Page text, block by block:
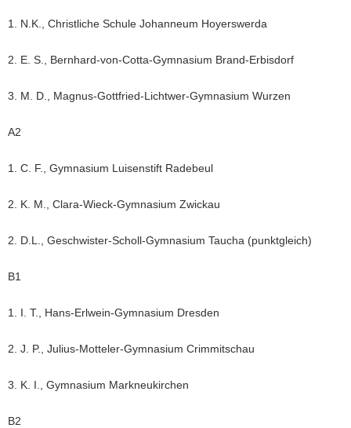
1. N.K., Christliche Schule Johanneum Hoyerswerda
2. E. S., Bernhard-von-Cotta-Gymnasium Brand-Erbisdorf
3. M. D., Magnus-Gottfried-Lichtwer-Gymnasium Wurzen
A2
1. C. F., Gymnasium Luisenstift Radebeul
2. K. M., Clara-Wieck-Gymnasium Zwickau
2. D.L., Geschwister-Scholl-Gymnasium Taucha (punktgleich)
B1
1. I. T., Hans-Erlwein-Gymnasium Dresden
2. J. P., Julius-Motteler-Gymnasium Crimmitschau
3. K. I., Gymnasium Markneukirchen
B2